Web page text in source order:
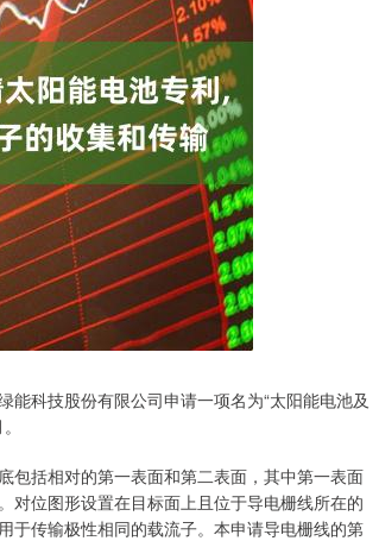
科技股份有限公司申请一项名为“太阳能电池及
包括相对的第一表面和第二表面，其中第一表面
对位图形设置在目标面上且位于导电栅线所在的
于传输极性相同的载流子。本申请导电栅线的第